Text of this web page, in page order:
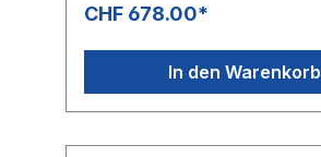
CHF 678.00*
In den Warenkorb